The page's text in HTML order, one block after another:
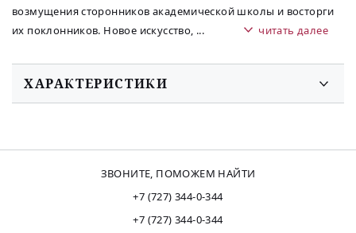
возмущения сторонников академической школы и восторги
их поклонников. Новое искусство, ... читать далее
ХАРАКТЕРИСТИКИ
ЗВОНИТЕ, ПОМОЖЕМ НАЙТИ
+7 (727) 344-0-344
+7 (727) 344-0-344